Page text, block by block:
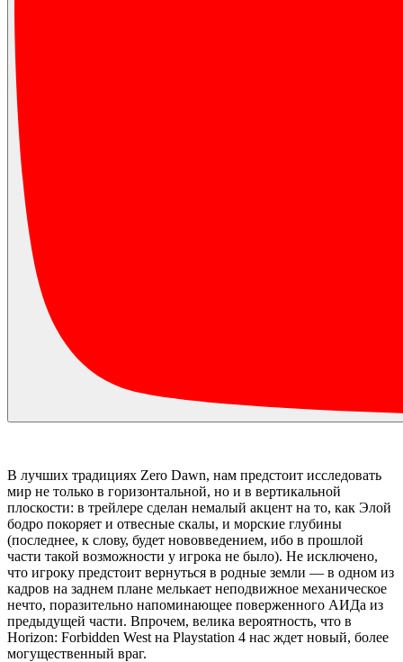
В лучших традициях Zero Dawn, нам предстоит исследовать
мир не только в горизонтальной, но и в вертикальной
плоскости: в трейлере сделан немалый акцент на то, как Элой
бодро покоряет и отвесные скалы, и морские глубины
(последнее, к слову, будет нововведением, ибо в прошлой
части такой возможности у игрока не было). Не исключено,
что игроку предстоит вернуться в родные земли — в одном из
кадров на заднем плане мелькает неподвижное механическое
нечто, поразительно напоминающее поверженного АИДа из
предыдущей части. Впрочем, велика вероятность, что в
Horizon: Forbidden West на Playstation 4 нас ждет новый, более
могущественный враг.